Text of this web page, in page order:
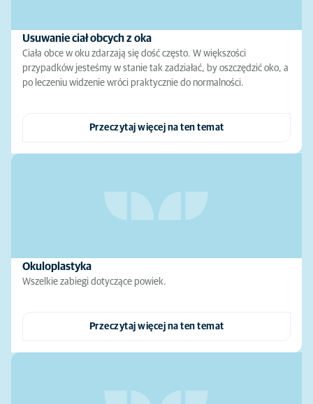
Usuwanie ciał obcych z oka
Ciała obce w oku zdarzają się dość często. W większości
przypadków jesteśmy w stanie tak zadziałać, by oszczędzić oko, a
po leczeniu widzenie wróci praktycznie do normalności.
Przeczytaj więcej na ten temat
Okuloplastyka
Wszelkie zabiegi dotyczące powiek.
Przeczytaj więcej na ten temat